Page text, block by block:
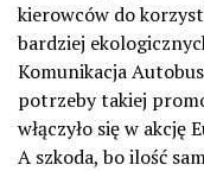
kierowców do
bardziej
Komunikacja
potrzeby takiej
włączyło się w akcję
A szkoda, bo ilość